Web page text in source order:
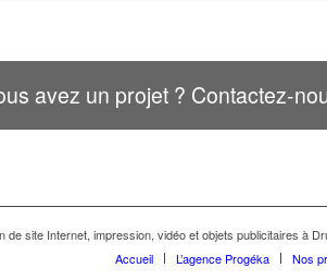
avez un projet ? Contactez-
site Internet, impression, vidéo et objets publicitaires à
Accueil
L’agence Progéka Nos